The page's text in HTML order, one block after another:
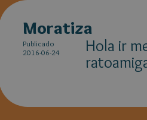
Moratiza
Publicado
2016-06-24
Hola ir